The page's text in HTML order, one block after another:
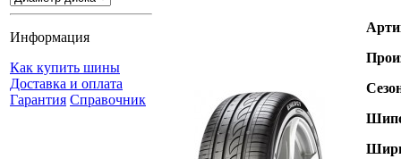
Информация
Как купить шины
Доставка и оплата
Гарантия Справочник